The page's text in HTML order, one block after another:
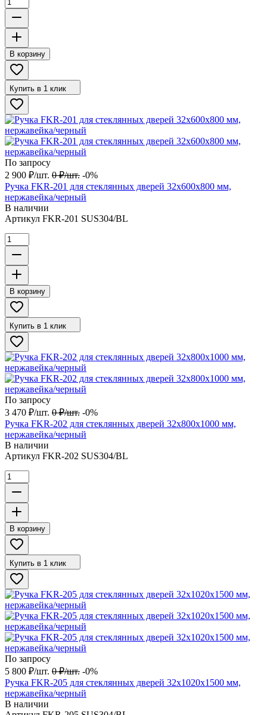
В корзину
Купить в 1 клик
По запросу
2 900 ₽/шт. 0 ₽/шт. -0%
Ручка FKR-201 для стеклянных дверей 32x600х800 мм,
нержавейка/черный
В наличии
Артикул FKR-201 SUS304/BL
В корзину
Купить в 1 клик
По запросу
3 470 ₽/шт. 0 ₽/шт. -0%
Ручка FKR-202 для стеклянных дверей 32x800х1000 мм,
нержавейка/черный
В наличии
Артикул FKR-202 SUS304/BL
В корзину
Купить в 1 клик
По запросу
5 800 ₽/шт. 0 ₽/шт. -0%
Ручка FKR-205 для стеклянных дверей 32х1020х1500 мм,
нержавейка/черный
В наличии